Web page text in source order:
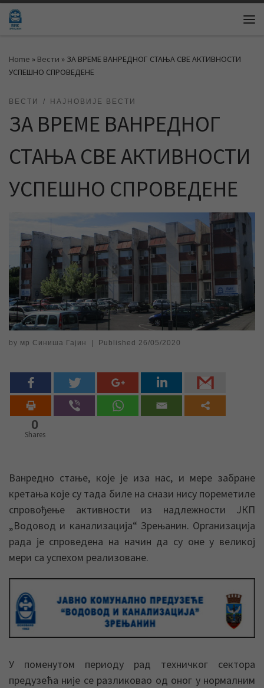
Skip to content
Home » Вести » ЗА ВРЕМЕ ВАНРЕДНОГ СТАЊА СВЕ АКТИВНОСТИ
УСПЕШНО СПРОВЕДЕНЕ
ВЕСТИ НАЈНОВИЈЕ ВЕСТИ
ЗА ВРЕМЕ ВАНРЕДНОГ
СТАЊА СВЕ АКТИВНОСТИ
УСПЕШНО СПРОВЕДЕНЕ
by мр Синиша Гајин Published 26/05/2020
0
Shares
Ванредно стање, које је иза нас, и мере забране
кретања које су тада биле на снази нису пореметиле
спровођење активности из надлежности ЈКП
„Водовод и канализација“ Зрењанин. Организација
рада је спроведена на начин да су оне у великој
мери са успехом реализоване.
У поменутом периоду рад техничког сектора
предузећа није се разликовао од оног у нормалним